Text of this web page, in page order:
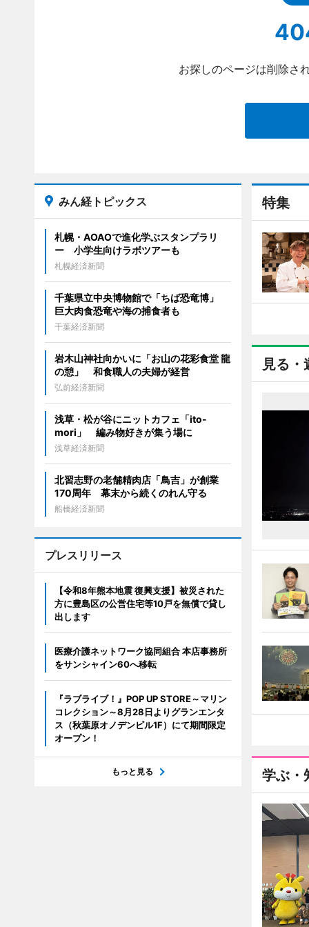
お探しのページは削除さ
特集
見る・
学ぶ・
みん経トピックス
札幌・AOAOで進化学ぶスタンプラリ
ー 小学生向けラボツアーも
札幌経済新聞
千葉県立中央博物館で「ちば恐竜博」
巨大肉食恐竜や海の捕食者も
千葉経済新聞
岩木山神社向かいに「お山の花彩食堂 龍
の憩」 和食職人の夫婦が経営
弘前経済新聞
浅草・松が谷にニットカフェ「ito-
mori」 編み物好きが集う場に
浅草経済新聞
北習志野の老舗精肉店「鳥吉」が創業
170周年 幕末から続くのれん守る
船橋経済新聞
プレスリリース
【令和8年熊本地震 復興支援】被災された
方に豊島区の公営住宅等10戸を無償で貸し
出します
医療介護ネットワーク協同組合 本店事務所
をサンシャイン60へ移転
『ラブライブ！』POP UP STORE～マリン
コレクション～8月28日よりグランエンタ
ス（秋葉原オノデンビル1F）にて期間限定
オープン！
もっと見る